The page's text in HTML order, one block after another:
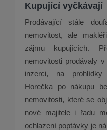
Kupující vyčkávají
Prodávající stále
nemovitost, ale
zájmu kupujících.
nemovitosti prodávaly
inzerci, na
Horečka po nákupu
nemovitosti, které se
nové majitele i řadu
ochlazení poptávky je